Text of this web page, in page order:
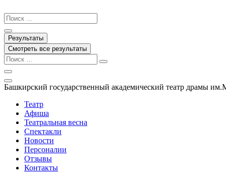
к
содержимому
Search
...
Результаты
Смотреть все результаты
Башкирский государственный академический театр драмы
Театр
Афиша
Театральная весна
Спектакли
Новости
Персоналии
Отзывы
Контакты